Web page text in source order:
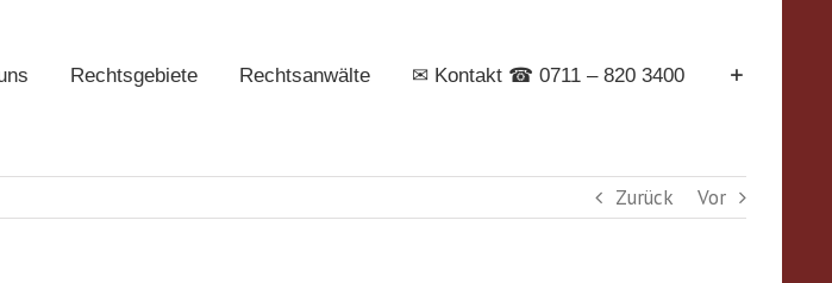
Rechtsgebiete Rechtsanwälte ✉ Kontakt ☎ 0711 – 820 3400
Zurück Vor